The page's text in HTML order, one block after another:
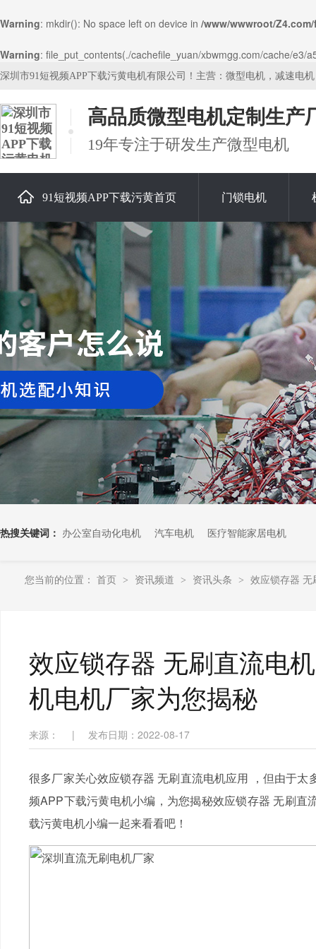
Warning: mkdir(): No space left on device in /www/wwwroot/
Warning: file_put_contents(./cachefile_yuan/xbwmgg.com/cache/
深圳市91短视频APP下载污黄电机有限公司！主营：微型电机，减速电
高品质微型电机定制生产
19年专注于研发生产微型电机
91短视频APP下载污黄首页 门锁电机
关于91短视频APP下载污黄
热搜关键词： 办公室自动化电机 汽车电机 医疗智能家居电机
您当前的位置： 首页 > 资讯频道 > 资讯头条 > 效应锁存器
效应锁存器 无刷直流电
机电机厂家为您揭秘
来源： | 发布日期：2022-08-17
很多厂家关心效应锁存器 无刷直流电机应用 ，但由于
频APP下载污黄电机小编，为您揭秘效应锁存器 无刷
载污黄电机小编一起来看看吧！